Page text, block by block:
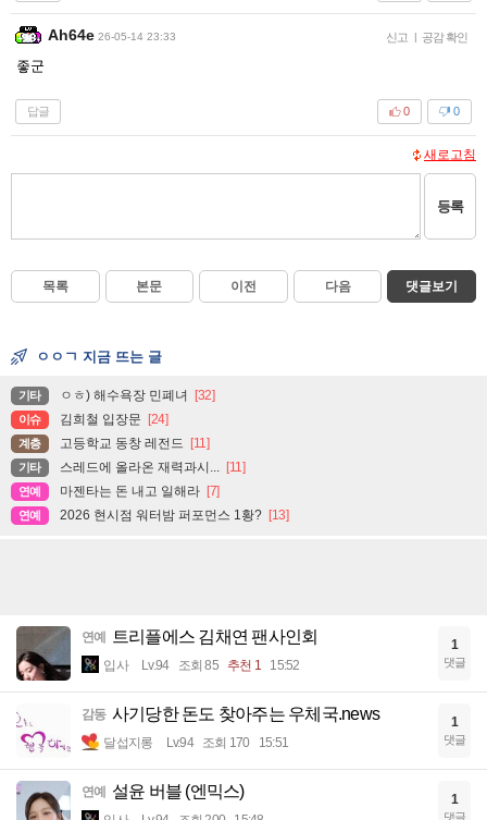
Ah64e 26-05-14 23:33 신고 | 공감 확인
좋군
답글 0
0
새로고침
등록
목록 본문 이전 다음 댓글보기
ㅇㅇㄱ 지금 뜨는 글
기타 ㅇㅎ) 해수욕장 민폐녀 [32]
이슈 김희철 입장문 [24]
계층 고등학교 동창 레전드 [11]
기타 스레드에 올라온 재력과시... [11]
연예 마젠타는 돈 내고 일해라 [7]
연예 2026 현시점 워터밤 퍼포먼스 1황? [13]
연예 트리플에스 김채연 팬사인회
입사 Lv.94 조회 85 추천 1 15:52
1
댓글
감동 사기당한 돈도 찾아주는 우체국.news
달섭지롱 Lv.94 조회 170 15:51
1
댓글
연예 설윤 버블 (엔믹스) 1
댓글